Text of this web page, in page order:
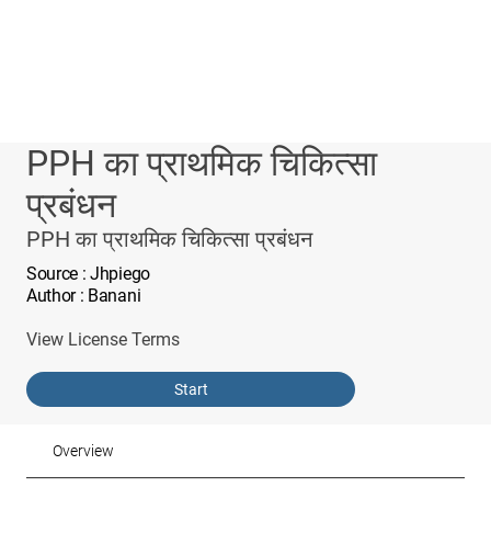
PPH का प्राथमिक चिकित्सा
प्रबंधन
PPH का प्राथमिक चिकित्सा प्रबंधन
Source : Jhpiego
Author: Banani
View License Terms
Start
Overview